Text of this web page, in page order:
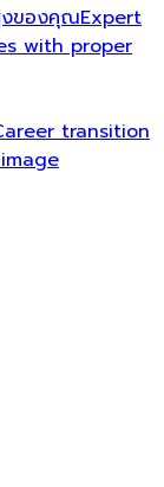
งของคุณExpert
with proper
transition